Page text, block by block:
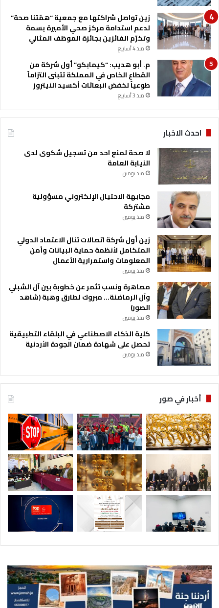
زين تواصل شراكتها مع جمعية “همّتنا صحة”
لدعم استدامة مركز صحي الأميرة بسمة
وتكرّم الفائزين بجائزة الموظف المثالي
منذ 4 أسابيع
م. أبو هديب: “كيمابكو” أول شركة من
القطاع الخاص في المملكة تتبنى التزاماً
طوعياً لخفض انبعاثات أكسيد النيتروز
منذ 3 أسابيع
احدث الاخبار
لا صحة لمنع احد من تسجيل شكوى لدى
النيابة العامة
منذ يومين
مجابهة الاحتيال الإلكتروني مسؤولية
مشتركة
منذ يومين
زين أول شركة اتصالات تنال الاعتماد الدولي
المتكامل لأنظمة حماية البيانات وأمن
المعلومات واستمرارية الأعمال
منذ يومين
مصاهرة ونسب تثمر عن خطوبة بين آل الشبلي
وآل الرماضنة… مبروك لطارق وهبة (شاهد
الصور)
منذ يومين
كلية الذكاء الاصطناعي في البلقاء التطبيقية
تحصل على شهادة ضمان الجودة الأردنية
منذ يومين
أخبار في صور